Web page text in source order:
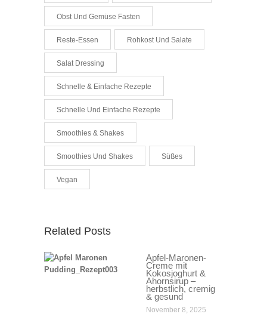
Obst Und Gemüse Fasten
Reste-Essen Rohkost Und Salate
Salat Dressing
Schnelle & Einfache Rezepte
Schnelle Und Einfache Rezepte
Smoothies & Shakes
Smoothies Und Shakes Süßes
Vegan
Related Posts
Apfel-Maronen-
Creme mit
Kokosjoghurt &
Ahornsirup –
herbstlich, cremig
& gesund
November 8, 2025